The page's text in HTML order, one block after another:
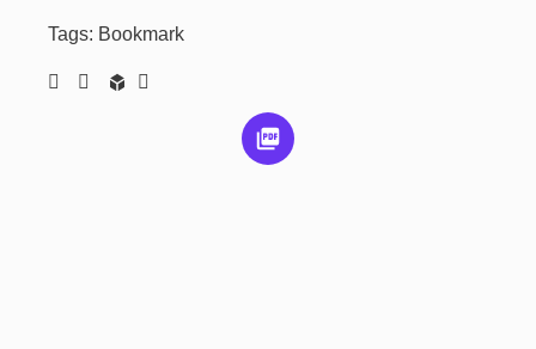
Tags: Bookmark